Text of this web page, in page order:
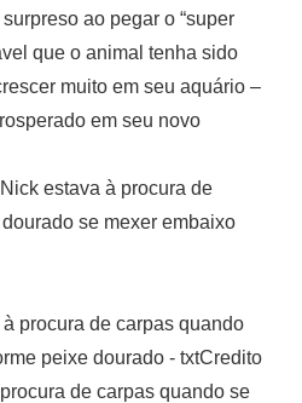
ao pegar o “super
que o animal tenha sido
muito em seu aquário –
em seu novo
estava à procura de
se mexer embaixo
de carpas quando se